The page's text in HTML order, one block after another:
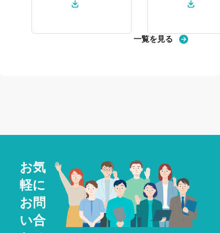
ロー
ロー
一覧を見る
お気
軽に
お問
い合